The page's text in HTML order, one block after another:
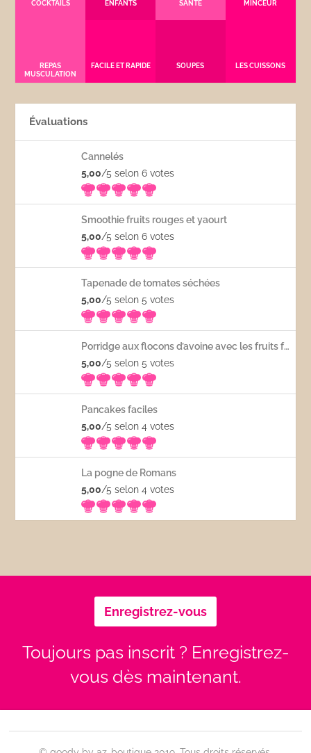
COCKTAILS ENFANTS SANTÉ MINCEUR
REPAS
MUSCULATION
FACILE ET RAPIDE SOUPES LES CUISSONS
Évaluations
Cannelés
5,00/5 selon 6votes
Smoothie fruits rouges et yaourt
5,00/5 selon 6votes
Tapenade de tomates séchées
5,00/5 selon 5votes
Porridge aux flocons d’avoine avec les fruits frais
5,00/5 selon 5votes
Pancakes faciles
5,00/5 selon 4votes
La pogne de Romans
5,00/5 selon 4votes
Enregistrez-vous
Toujours pas inscrit ? Enregistrez-
vous dès maintenant.